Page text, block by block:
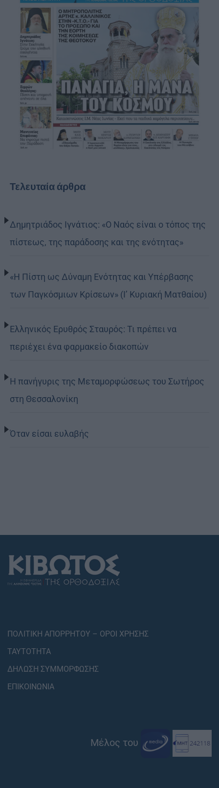
Τελευταία άρθρα
Δημητριάδος Ιγνάτιος: «Ο Ναός είναι ο τόπος της
πίστεως, της παράδοσης και της ενότητας»
«Η Πίστη ως Δύναμη Ενότητας και Υπέρβασης
των Παγκόσμιων Κρίσεων» (Ι’ Κυριακή Ματθαίου)
Ελληνικός Ερυθρός Σταυρός: Τι πρέπει να
περιέχει ένα φαρμακείο διακοπών
Η πανήγυρις της Μεταμορφώσεως του Σωτήρος
στη Θεσσαλονίκη
Όταν είσαι ευλαβής
ΠΟΛΙΤΙΚΗ ΑΠΟΡΡΗΤΟΥ – ΟΡΟΙ ΧΡΗΣΗΣ
ΤΑΥΤΟΤΗΤΑ
ΔΗΛΩΣΗ ΣΥΜΜΟΡΦΩΣΗΣ
ΕΠΙΚΟΙΝΩΝΙΑ
Μέλος του